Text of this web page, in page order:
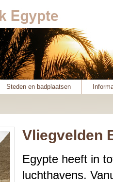
Steden en badplaatsen
Vliegvelden
Egypte heeft in
luchthavens.